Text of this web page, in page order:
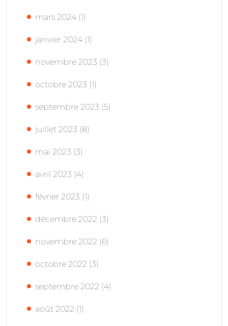
mars 2024 (1)
janvier 2024 (1)
novembre 2023 (3)
octobre 2023 (1)
septembre 2023 (5)
juillet 2023 (8)
mai 2023 (3)
avril 2023 (4)
février 2023 (1)
décembre 2022 (3)
novembre 2022 (6)
octobre 2022 (3)
septembre 2022 (4)
août 2022 (1)